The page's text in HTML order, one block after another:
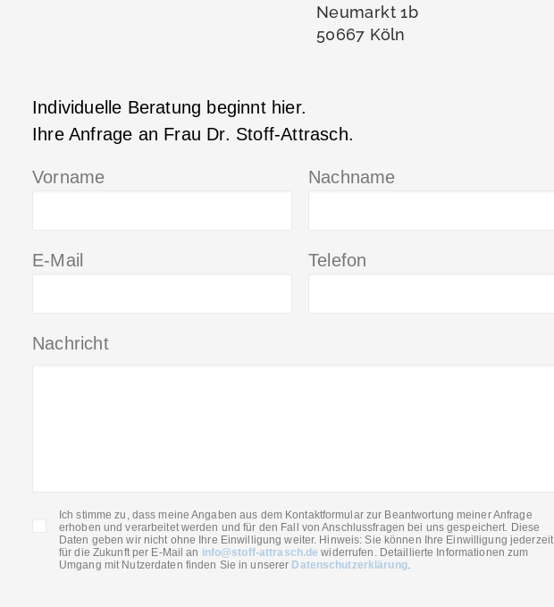
Neumarkt 1b
50667 Köln
Individuelle Beratung beginnt hier.
Ihre Anfrage an Frau Dr. Stoff-Attrasch.
Vorname Nachname
E-Mail Telefon
Nachricht
Ich stimme zu, dass meine Angaben aus dem Kontaktformular zur Beantwortung meiner Anfrage
erhoben und verarbeitet werden und für den Fall von Anschlussfragen bei uns gespeichert. Diese
Daten geben wir nicht ohne Ihre Einwilligung weiter. Hinweis: Sie können Ihre Einwilligung jederzeit
für die Zukunft per E-Mail an info@stoff-attrasch.dewiderrufen. Detaillierte Informationen zum
Umgang mit Nutzerdaten finden Sie in unserer Datenschutzerklärung.